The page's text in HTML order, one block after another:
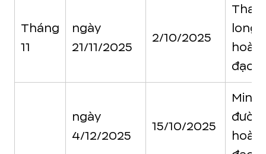
Tháng
11
ngày
21/11/2025
2/10/2025
long
đạo
ngày
4/12/2025
15/10/2025
Minh